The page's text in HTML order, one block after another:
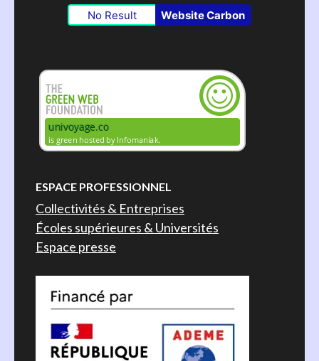
No Result Website Carbon
ESPACE PROFESSIONNEL
Collectivités & Entreprises
Écoles supérieures & Universités
Espace presse